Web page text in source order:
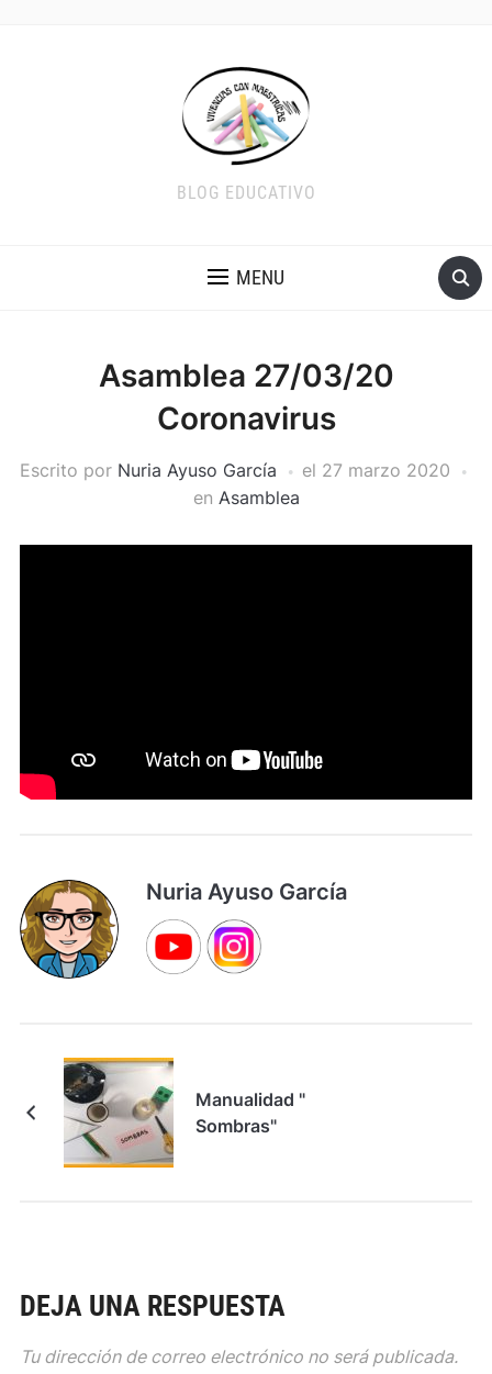
BLOG EDUCATIVO
MENU
Asamblea 27/03/20
Coronavirus
Escrito por Nuria Ayuso García el 27 marzo 2020
en Asamblea
Nuria Ayuso García
Manualidad "
Sombras"
DEJA UNA RESPUESTA
Tu dirección de correo electrónico no será publicada.